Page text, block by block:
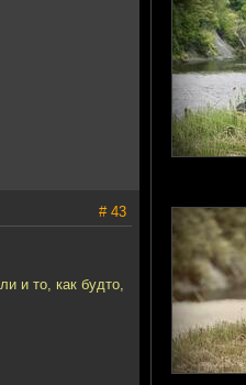
# 43
и то, как будто,